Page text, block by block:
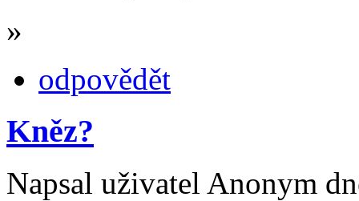
»
odpovědět
Kněz?
Napsal uživatel Anonym